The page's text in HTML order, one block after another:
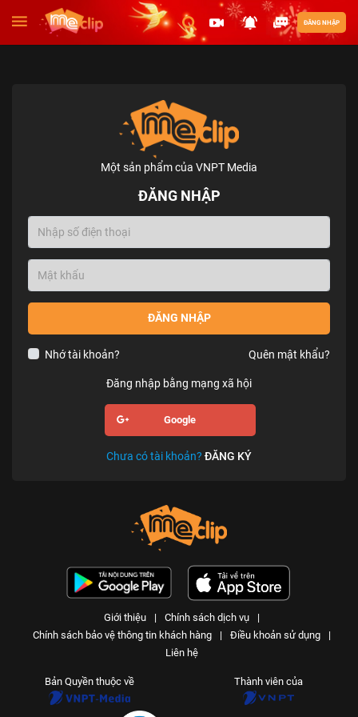
ĐĂNG NHẬP
Một sản phẩm của VNPT Media
ĐĂNG NHẬP
ĐĂNG NHẬP
Nhớ tài khoản? Quên mật khẩu?
Đăng nhập bằng mạng xã hội
Google
Chưa có tài khoản? ĐĂNG KÝ
Giới thiệu | Chính sách dịch vụ
|
Chính sách bảo vệ thông tin khách hàng
| Điều khoản sử dụng
|
Liên hệ
Bản Quyền thuộc về Thành viên của